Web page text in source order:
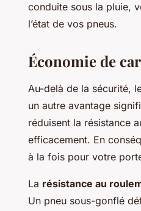
conduite sous la pluie,
l’état de vos pneus.
Économie de
Au-delà de la sécurité,
un autre avantage
réduisent la résistance
efficacement. En
à la fois pour votre
La résistance au
Un pneu sous-gonflé